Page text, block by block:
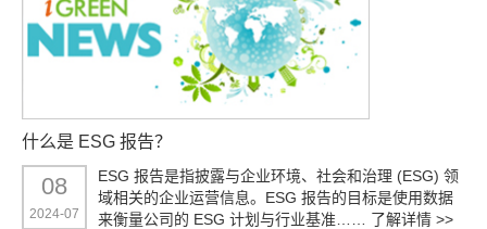
什么是 ESG 报告？
08
2024-07
ESG 报告是指披露与企业环境、社会和治理 (ESG) 领
域相关的企业运营信息。ESG 报告的目标是使用数据
来衡量公司的 ESG 计划与行业基准…… 了解详情 >>